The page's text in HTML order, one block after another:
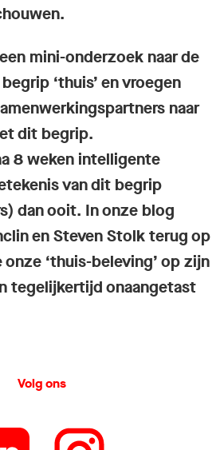
mini-onderzoek naar de
‘thuis’ en vroegen
naar
dit begrip.
8 weken intelligente
van dit begrip
dan ooit. In onze blog
en Steven Stolk terug op
‘thuis-beleving’ op zijn
tegelijkertijd onaangetast
Volg ons